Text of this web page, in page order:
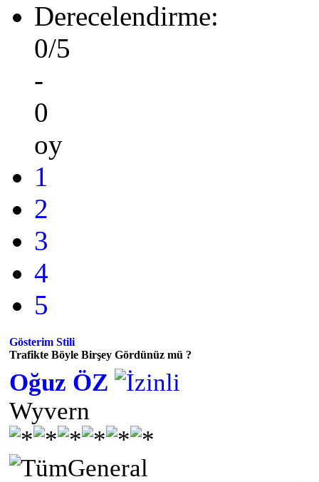
Derecelendirme:
0/5
-
0
oy
1
2
3
4
5
Gösterim Stili
Trafikte Böyle Birşey Gördünüz mü ?
Oğuz ÖZ
Wyvern